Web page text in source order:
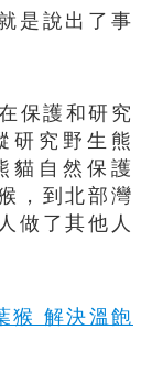
是說出了事
保護和研究
研究野生熊
貓自然保護
，到北部灣
做了其他人
猴 解決溫飽